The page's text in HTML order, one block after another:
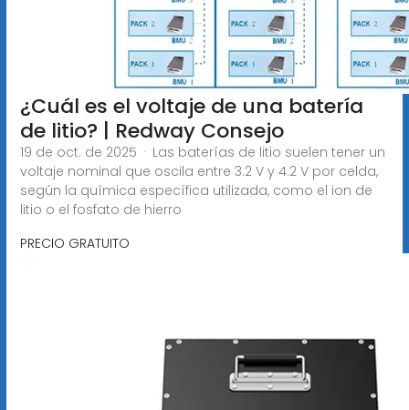
¿Cuál es el voltaje de una batería
de litio? | Redway Consejo
19 de oct. de 2025 · Las baterías de litio suelen tener un
voltaje nominal que oscila entre 3.2 V y 4.2 V por celda,
según la química específica utilizada, como el ion de
litio o el fosfato de hierro
PRECIO GRATUITO